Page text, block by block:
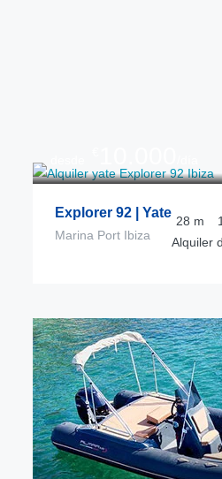
Explorer 92 | Yate
Marina Port Ibiza
28 m
Alquiler